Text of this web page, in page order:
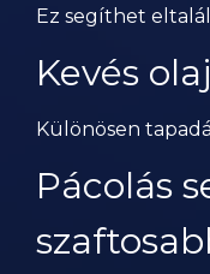
Ez segíthet
Kevés
Különösen
Pácolás